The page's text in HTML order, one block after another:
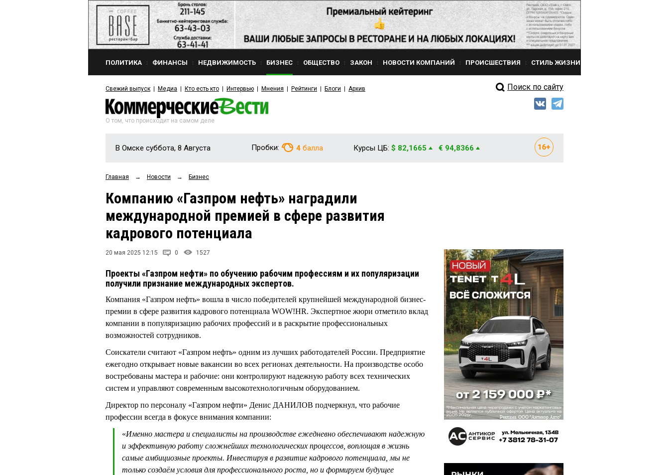
ПОЛИТИКА ФИНАНСЫ НЕДВИЖИМОСТЬ БИЗНЕС ОБЩЕСТВО ЗАКОН НОВОСТИ КОМПАНИЙ ПРОИСШЕСТВИЯ СТИЛЬ ЖИЗНИ
Свежий выпуск Медиа Кто есть кто Интервью Мнения Рейтинги Блоги Архив Поиск по сайту
О том, что происходит на самом деле
В Омске суббота, 8 Августа Пробки: 4 балла Курсы ЦБ: $ 82,1665 € 94,8366
Главная → Новости → Бизнес
Компанию «Газпром нефть» наградили
международной премией в сфере развития
кадрового потенциала
20 мая 2025 12:15 0 1527
Проекты «Газпром нефти» по обучению рабочим профессиям и их популяризации
получили признание международных экспертов.
Компания «Газпром нефть» вошла в число победителей крупнейшей международной бизнес-
премии в сфере развития кадрового потенциала WOW!HR. Экспертное жюри отметило вклад
компании в популяризацию рабочих профессий и в раскрытие профессиональных
возможностей сотрудников.
Соискатели считают «Газпром нефть» одним из лучших работодателей России. Предприятие
ежегодно открывает новые вакансии во всех регионах деятельности. На производстве особо
востребованы мастера и рабочие: они контролируют надежную работу всех технических
систем и управляют современным высокотехнологичным оборудованием.
Директор по персоналу «Газпром нефти» Денис ДАНИЛОВ подчеркнул, что рабочие
профессии всегда в фокусе внимания компании:
«Именно мастера и специалисты на производстве ежедневно обеспечивают надежную
и эффективную работу сложнейших технологических процессов, воплощая в жизнь
самые амбициозные проекты. Инвестируя в развитие кадрового потенциала, мы не
только создаём условия для профессионального роста, но и формируем будущее